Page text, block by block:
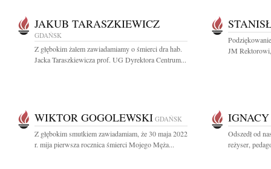
JAKUB TARASZKIEWICZ
GDAŃSK
Z głębokim żalem zawiadamiamy o śmierci dra hab.
Jacka Taraszkiewicza prof. UG Dyrektora Centrum...
JM
WIKTOR GOGOLEWSKI GDAŃSK
Z głębokim smutkiem zawiadamiam, że 30 maja 2022
r. mija pierwsza rocznica śmierci Mojego Męża...
Odszedł od
reżyser,